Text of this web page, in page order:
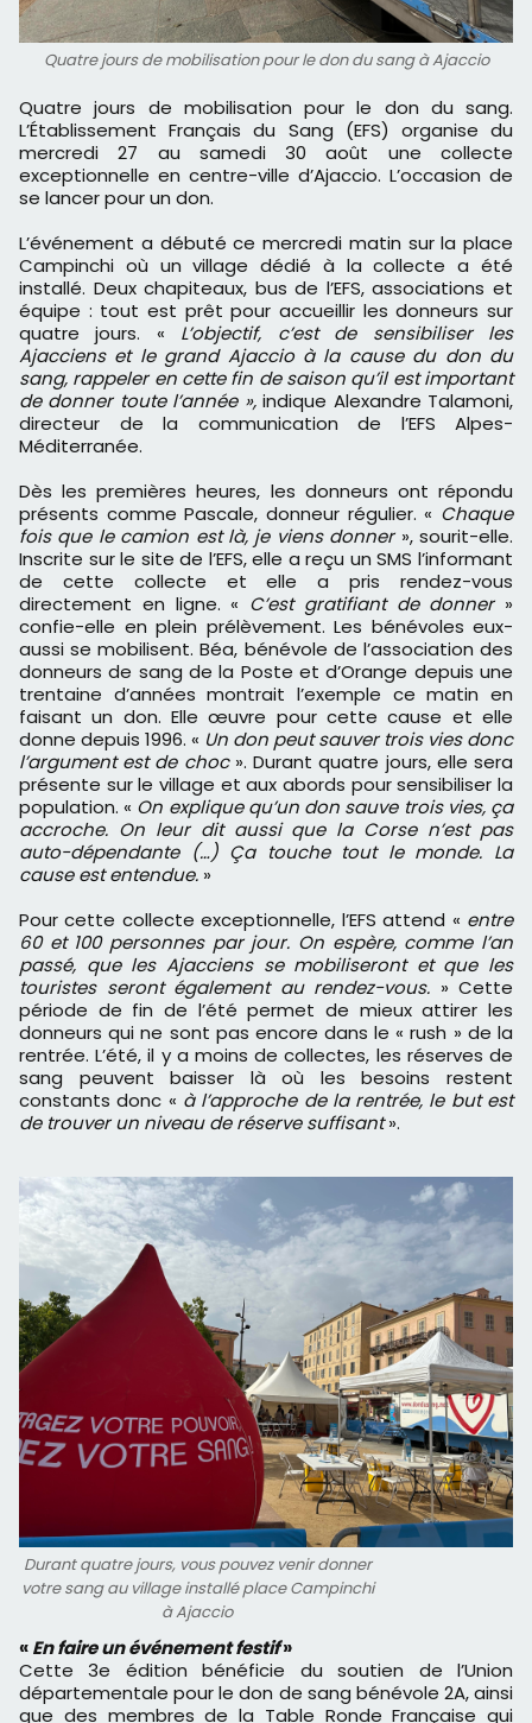
Quatre jours de mobilisation pour le don du sang à Ajaccio
Quatre jours de mobilisation pour le don du sang.
L’Établissement Français du Sang (EFS) organise du
mercredi 27 au samedi 30 août une collecte
exceptionnelle en centre-ville d’Ajaccio. L’occasion de
se lancer pour un don.
L’événement a débuté ce mercredi matin sur la place
Campinchi où un village dédié à la collecte a été
installé. Deux chapiteaux, bus de l’EFS, associations et
équipe : tout est prêt pour accueillir les donneurs sur
quatre jours. « L’objectif, c’est de sensibiliser les
Ajacciens et le grand Ajaccio à la cause du don du
sang, rappeler en cette fin de saison qu’il est important
de donner toute l’année »,indique Alexandre Talamoni,
directeur de la communication de l’EFS Alpes-
Méditerranée.
Dès les premières heures, les donneurs ont répondu
présents comme Pascale, donneur régulier. « Chaque
fois que le camion est là, je viens donner », sourit-elle.
Inscrite sur le site de l’EFS, elle a reçu un SMS l’informant
de cette collecte et elle a pris rendez-vous
directement en ligne. « C’est gratifiant de donner »
confie-elle en plein prélèvement. Les bénévoles eux-
aussi se mobilisent. Béa, bénévole de l’association des
donneurs de sang de la Poste et d’Orange depuis une
trentaine d’années montrait l’exemple ce matin en
faisant un don. Elle œuvre pour cette cause et elle
donne depuis 1996. « Un don peut sauver trois vies donc
l’argument est de choc ». Durant quatre jours, elle sera
présente sur le village et aux abords pour sensibiliser la
population. « On explique qu’un don sauve trois vies, ça
accroche. On leur dit aussi que la Corse n’est pas
auto-dépendante (…) Ça touche tout le monde. La
cause est entendue. »
Pour cette collecte exceptionnelle, l’EFS attend « entre
60 et 100 personnes par jour. On espère, comme l’an
passé, que les Ajacciens se mobiliseront et que les
touristes seront également au rendez-vous. » Cette
période de fin de l’été permet de mieux attirer les
donneurs qui ne sont pas encore dans le « rush » de la
rentrée. L’été, il y a moins de collectes, les réserves de
sang peuvent baisser là où les besoins restent
constants donc « à l’approche de la rentrée, le but est
de trouver un niveau de réserve suffisant».
Durant quatre jours, vous pouvez venir donner
votre sang au village installé place Campinchi
à Ajaccio
« En faire un événement festif»
Cette 3e édition bénéficie du soutien de l’Union
départementale pour le don de sang bénévole 2A, ainsi
que des membres de la Table Ronde Française qui